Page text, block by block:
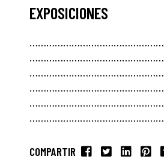
EXPOSICIONES
…………………………………………
…………………………………………
…………………………………………
…………………………………………
…………………………………………
…………………………………………
COMPARTIR